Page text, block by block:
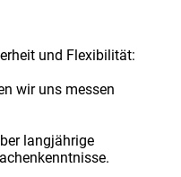
und Flexibilität:
wir uns messen
langjährige